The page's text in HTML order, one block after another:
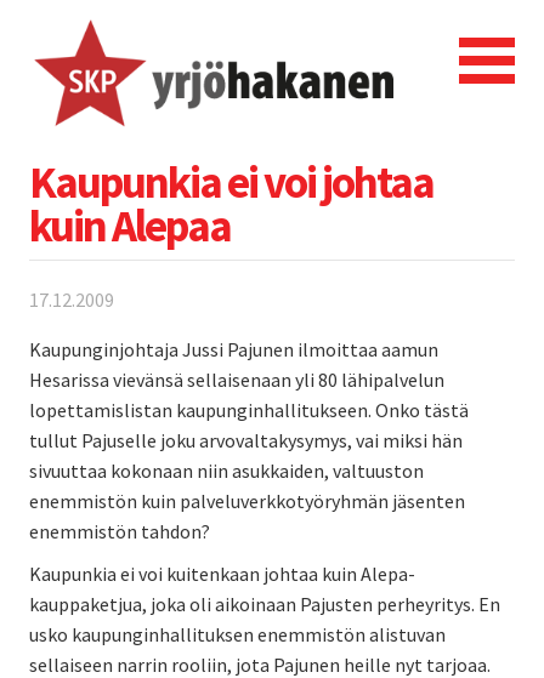
Kaupunkia ei voi johtaa
kuin Alepaa
17.12.2009
Kaupunginjohtaja Jussi Pajunen ilmoittaa aamun
Hesarissa vievänsä sellaisenaan yli 80 lähipalvelun
lopettamislistan kaupunginhallitukseen. Onko tästä
tullut Pajuselle joku arvovaltakysymys, vai miksi hän
sivuuttaa kokonaan niin asukkaiden, valtuuston
enemmistön kuin palveluverkkotyöryhmän jäsenten
enemmistön tahdon?
Kaupunkia ei voi kuitenkaan johtaa kuin Alepa-
kauppaketjua, joka oli aikoinaan Pajusten perheyritys. En
usko kaupunginhallituksen enemmistön alistuvan
sellaiseen narrin rooliin, jota Pajunen heille nyt tarjoaa.